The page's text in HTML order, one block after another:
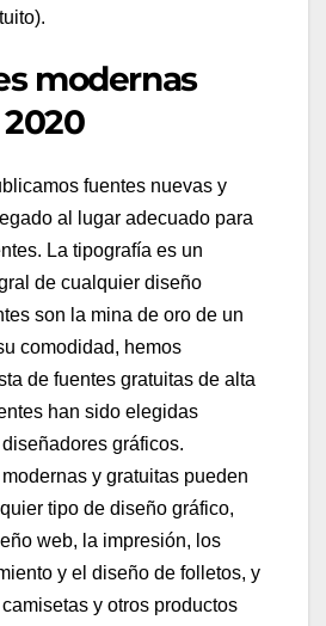
modernas
fuentes nuevas y
al lugar adecuado para
La tipografía es un
de cualquier diseño
son la mina de oro de un
comodidad, hemos
de fuentes gratuitas de alta
han sido elegidas
gráficos.
y gratuitas pueden
tipo de diseño gráfico,
web, la impresión, los
y el diseño de folletos, y
y otros productos